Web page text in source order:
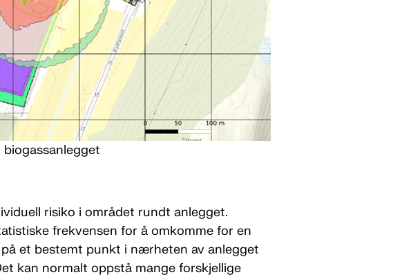
risiko i området rundt anlegget.
frekvensen for å omkomme for en
et bestemt punkt i nærheten av anlegget
kan normalt oppstå mange forskjellige